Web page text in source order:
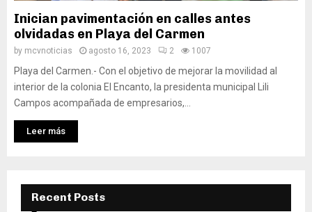
Inician pavimentación en calles antes
olvidadas en Playa del Carmen
by mcvnoticias agosto 16, 2023 2 1007
Playa del Carmen.- Con el objetivo de mejorar la movilidad al
interior de la colonia El Encanto, la presidenta municipal Lili
Campos acompañada de empresarios,...
Leer más
Recent Posts